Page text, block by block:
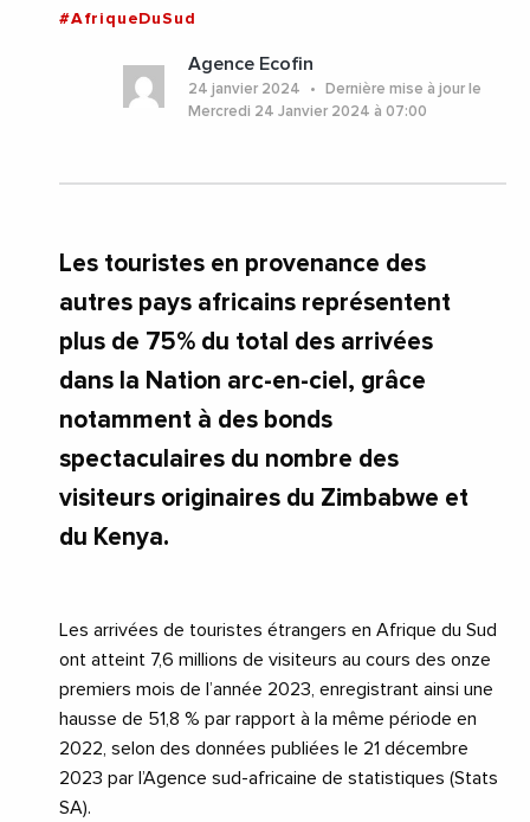
#AfriqueDuSud
Agence Ecofin
24 janvier 2024
Dernière mise à jour le
Mercredi 24 Janvier 2024 à 07:00
Les touristes en provenance des
autres pays africains représentent
plus de 75% du total des arrivées
dans la Nation arc-en-ciel, grâce
notamment à des bonds
spectaculaires du nombre des
visiteurs originaires du Zimbabwe et
du Kenya.
Les arrivées de touristes étrangers en Afrique du Sud
ont atteint 7,6 millions de visiteurs au cours des onze
premiers mois de l’année 2023, enregistrant ainsi une
hausse de 51,8 % par rapport à la même période en
2022, selon des données publiées le 21 décembre
2023 par l’Agence sud-africaine de statistiques (Stats
SA).